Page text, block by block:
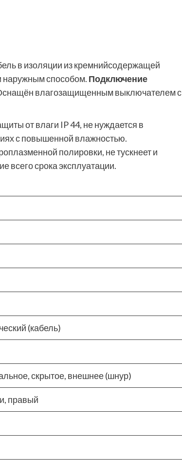
в изоляции из кремнийсодержащей
наружным способом. Подключение
влагозащищенным выключателем с
от влаги IP 44, не нуждается в
с повышенной влажностью.
полировки, не тускнеет и
всего срока эксплуатации.
(кабель)
скрытое, внешнее (шнур)
правый